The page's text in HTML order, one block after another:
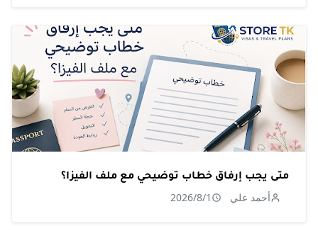
متى يجب إرفاق خطاب توضيحي مع ملف الفيزا؟
أحمد علي 2026/8/1